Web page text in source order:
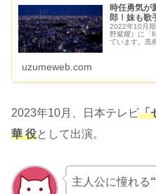
時任勇気が
郎！妹も歌
2022年10月
野紫耀）に「
ています。黒
uzumeweb.com
2023年10月、日本テレビ「
華 役として出演。
主人公に憧れる